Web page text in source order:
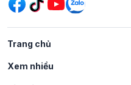
Trang chủ
Xem nhiều